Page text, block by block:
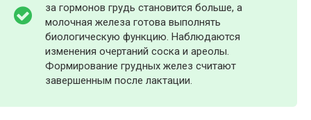
за гормонов грудь становится больше, а
молочная железа готова выполнять
биологическую функцию. Наблюдаются
изменения очертаний соска и ареолы.
Формирование грудных желез считают
завершенным после лактации.